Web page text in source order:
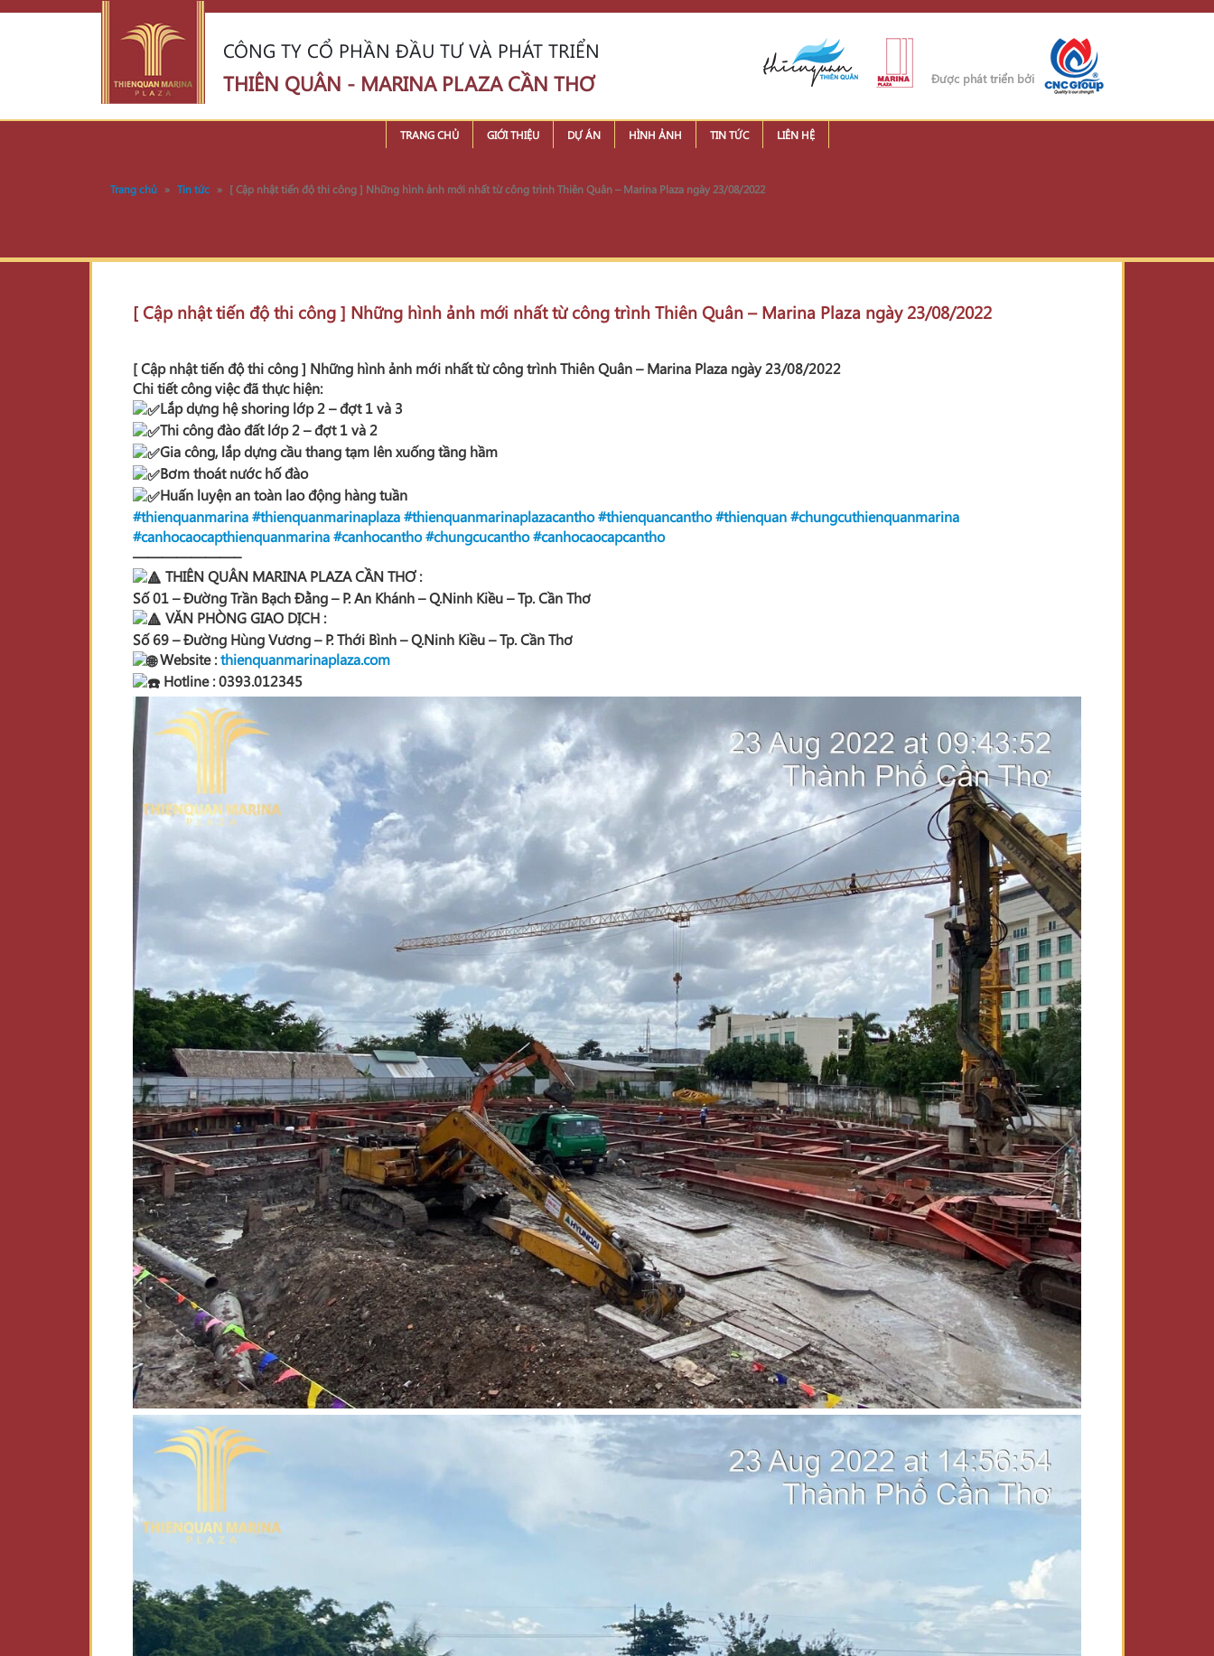
CÔNG TY CỔ PHẦN ĐẦU TƯ VÀ PHÁT TRIỂN
THIÊN QUÂN - MARINA PLAZA CẦN THƠ Được phát triển bởi
TRANG CHỦ GIỚI THIỆU DỰ ÁN HÌNH ẢNH TIN TỨC LIÊN HỆ
Trang chủ » Tin tức » [ Cập nhật tiến độ thi công ] Những hình ảnh mới nhất từ công trình Thiên Quân – Marina Plaza ngày 23/08/2022
[ Cập nhật tiến độ thi công ] Những hình ảnh mới nhất từ công trình Thiên Quân – Marina Plaza ngày 23/08/2022
[ Cập nhật tiến độ thi công ] Những hình ảnh mới nhất từ công trình Thiên Quân – Marina Plaza ngày 23/08/2022
Chi tiết công việc đã thực hiện:
Lắp dựng hệ shoring lớp 2 – đợt 1 và 3
Thi công đào đất lớp 2 – đợt 1 và 2
Gia công, lắp dựng cầu thang tạm lên xuống tầng hầm
Bơm thoát nước hố đào
Huấn luyện an toàn lao động hàng tuần
#thienquanmarina#thienquanmarinaplaza#thienquanmarinaplazacantho#thienquancantho#thienquan#chungcuthienquanmarina
#canhocaocapthienquanmarina#canhocantho#chungcucantho#canhocaocapcantho
———————–
THIÊN QUÂN MARINA PLAZA CẦN THƠ :
Số 01 – Đường Trần Bạch Đằng – P. An Khánh – Q.Ninh Kiều – Tp. Cần Thơ
VĂN PHÒNG GIAO DỊCH :
Số 69 – Đường Hùng Vương – P. Thới Bình – Q.Ninh Kiều – Tp. Cần Thơ
Website :thienquanmarinaplaza.com
Hotline : 0393.012345